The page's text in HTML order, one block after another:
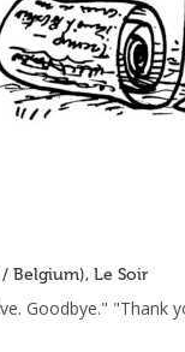
Belgium), Le Soir
Goodbye." "Thank